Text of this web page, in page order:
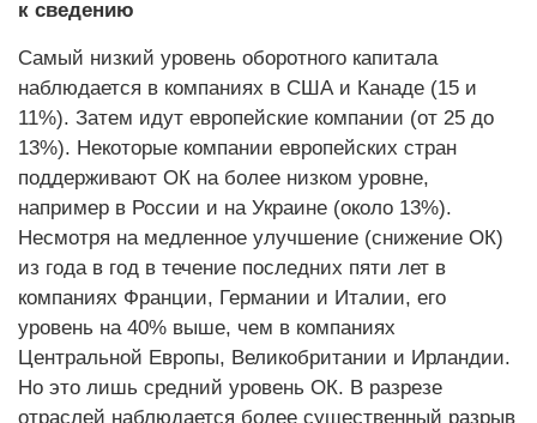
к сведению
Самый низкий уровень оборотного капитала
наблюдается в компаниях в США и Канаде (15 и
11%). Затем идут европейские компании (от 25 до
13%). Некоторые компании европейских стран
поддерживают ОК на более низком уровне,
например в России и на Украине (около 13%).
Несмотря на медленное улучшение (снижение ОК)
из года в год в течение последних пяти лет в
компаниях Франции, Германии и Италии, его
уровень на 40% выше, чем в компаниях
Центральной Европы, Великобритании и Ирландии.
Но это лишь средний уровень ОК. В разрезе
отраслей наблюдается более существенный разрыв